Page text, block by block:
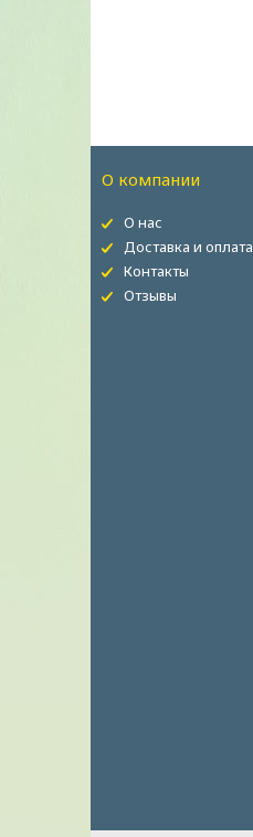
О компании
О нас
Доставка и оплата
Контакты
Отзывы